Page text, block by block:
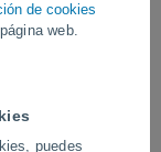
de cookies
web.
puedes